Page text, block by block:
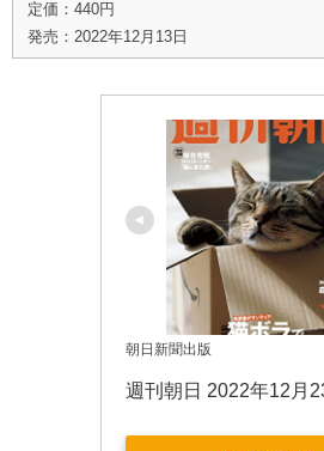
定価：440円
発売：2022年12月13日
朝日新聞出版
週刊朝日 2022年12月